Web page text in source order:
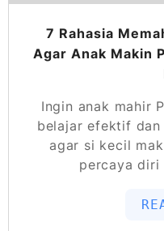
7 Rahasia
Agar Anak Makin
Ingin anak mahir
belajar efektif
agar si kecil
percaya diri